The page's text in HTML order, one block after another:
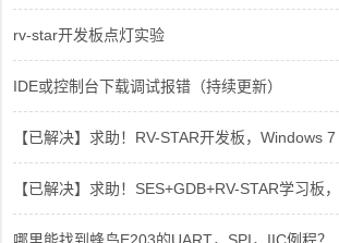
rv-star开发板点灯实验
IDE或控制台下载调试报错（持续更新）
【已解决】求助！RV-STAR开发板，
【已解决】求助！SES+GDB+RV-STAR学习板
哪里能找到蜂鸟E203的UART，SPI，IIC例程？